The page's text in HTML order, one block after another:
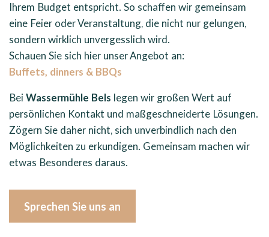
Ihrem Budget entspricht. So schaffen wir gemeinsam
eine Feier oder Veranstaltung, die nicht nur gelungen,
sondern wirklich unvergesslich wird.
Schauen Sie sich hier unser Angebot an:
Buffets, dinners & BBQs
Bei Wassermühle Bels legen wir großen Wert auf
persönlichen Kontakt und maßgeschneiderte Lösungen.
Zögern Sie daher nicht, sich unverbindlich nach den
Möglichkeiten zu erkundigen. Gemeinsam machen wir
etwas Besonderes daraus.
Sprechen Sie uns an